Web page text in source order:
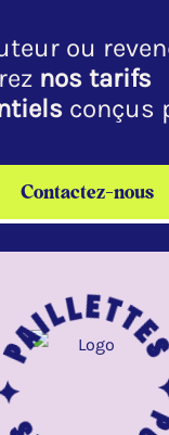
ou
nos tarifs
conçus
Contactez-nous